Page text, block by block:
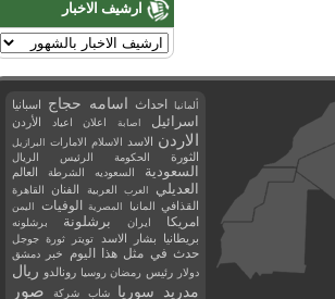
ارشيف الاخبار
ألمانيا احداث اسامه حجاج اسبانيا
اسرائيل اصابة اعلان اعياد الأردن
الاردن الاسد الاسلام الامارات البرازيل
الثورة الحكومة الرئيس الريال
السعودية السعوديه الشرطة العالم
العديلي العرب العربية الفنان القاهرة
القذافي المانيا المصرية الوفيات اليمن
امريكا ايران برشلونة برشلونه
بريطانيا بشار الاسد تويتر ثورة جوجل
حدث في مثل هذا اليوم خبر دمشق
دولار رئيس رمضان روسيا رونالدو ريال
مدريد
سوريا شاب شركة صور